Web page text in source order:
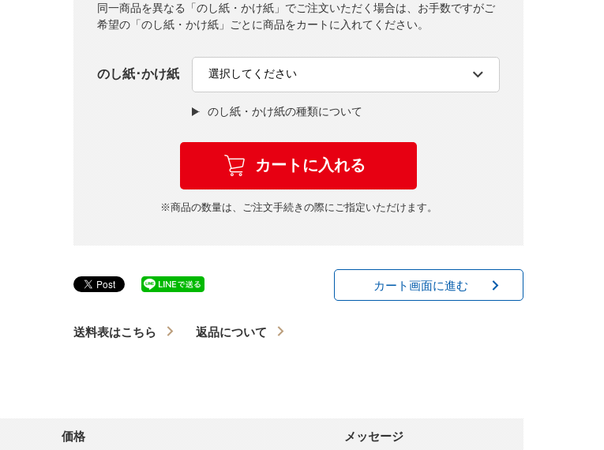
同一商品を異なる「のし紙・かけ紙」でご注文いただく場合は、お手数ですがご
希望の「のし紙・かけ紙」ごとに商品をカートに入れてください。
のし紙･かけ紙
のし紙・かけ紙の種類について
※商品の数量は、ご注文手続きの際にご指定いただけます。
カート画面に進む
送料表はこちら 返品について
価格 メッセージ